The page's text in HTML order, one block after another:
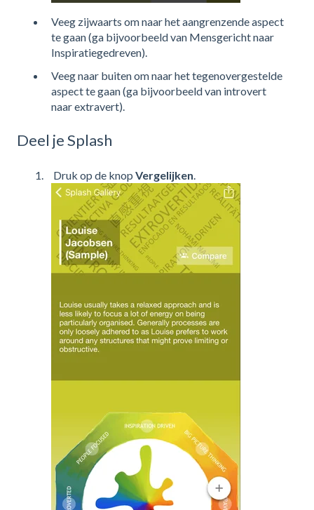
Veeg zijwaarts om naar het aangrenzende aspect
te gaan (ga bijvoorbeeld van Mensgericht naar
Inspiratiegedreven).
Veeg naar buiten om naar het tegenovergestelde
aspect te gaan (ga bijvoorbeeld van introvert
naar extravert).
Deel je Splash
Druk op de knop Vergelijken